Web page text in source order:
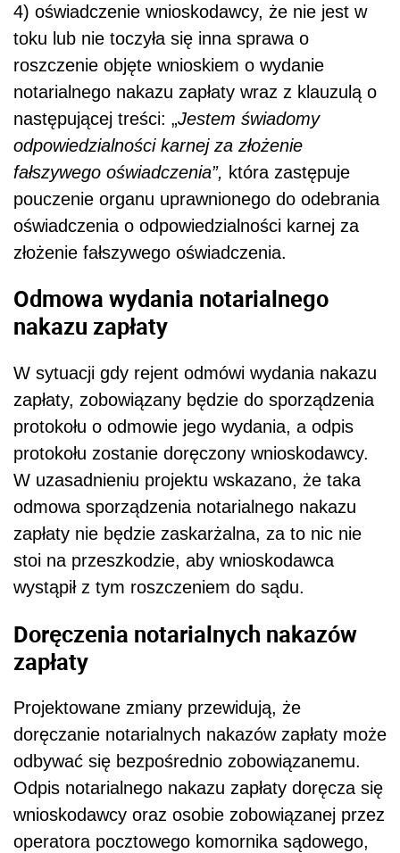
4) oświadczenie wnioskodawcy, że nie jest w
toku lub nie toczyła się inna sprawa o
roszczenie objęte wnioskiem o wydanie
notarialnego nakazu zapłaty wraz z klauzulą o
następującej treści: „Jestem świadomy
odpowiedzialności karnej za złożenie
fałszywego oświadczenia”, która zastępuje
pouczenie organu uprawnionego do odebrania
oświadczenia o odpowiedzialności karnej za
złożenie fałszywego oświadczenia.
Odmowa wydania notarialnego
nakazu zapłaty
W sytuacji gdy rejent odmówi wydania nakazu
zapłaty, zobowiązany będzie do sporządzenia
protokołu o odmowie jego wydania, a odpis
protokołu zostanie doręczony wnioskodawcy.
W uzasadnieniu projektu wskazano, że taka
odmowa sporządzenia notarialnego nakazu
zapłaty nie będzie zaskarżalna, za to nic nie
stoi na przeszkodzie, aby wnioskodawca
wystąpił z tym roszczeniem do sądu.
Doręczenia notarialnych nakazów
zapłaty
Projektowane zmiany przewidują, że
doręczanie notarialnych nakazów zapłaty może
odbywać się bezpośrednio zobowiązanemu.
Odpis notarialnego nakazu zapłaty doręcza się
wnioskodawcy oraz osobie zobowiązanej przez
operatora pocztowego komornika sądowego,